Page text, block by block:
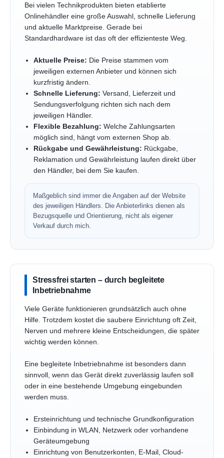
Bei vielen Technikprodukten bieten etablierte
Onlinehändler eine große Auswahl, schnelle Lieferung
und aktuelle Marktpreise. Gerade bei
Standardhardware ist das oft der effizienteste Weg.
Aktuelle Preise: Die Preise stammen vom
jeweiligen externen Anbieter und können sich
kurzfristig ändern.
Schnelle Lieferung: Versand, Lieferzeit und
Sendungsverfolgung richten sich nach dem
jeweiligen Händler.
Flexible Bezahlung: Welche Zahlungsarten
möglich sind, hängt vom externen Shop ab.
Rückgabe und Gewährleistung: Rückgabe,
Reklamation und Gewährleistung laufen direkt über
den Händler, bei dem Sie kaufen.
Maßgeblich sind immer die Angaben auf der Website
des jeweiligen Händlers. Die Anbieterlinks dienen als
Bezugsquelle und Orientierung, nicht als eigener
Verkauf durch mich.
Stressfrei starten – durch begleitete
Inbetriebnahme
Viele Geräte funktionieren grundsätzlich auch ohne
Hilfe. Trotzdem kostet die saubere Einrichtung oft Zeit,
Nerven und mehrere kleine Entscheidungen, die später
wichtig werden können.
Eine begleitete Inbetriebnahme ist besonders dann
sinnvoll, wenn das Gerät direkt zuverlässig laufen soll
oder in eine bestehende Umgebung eingebunden
werden muss.
Ersteinrichtung und technische Grundkonfiguration
Einbindung in WLAN, Netzwerk oder vorhandene
Geräteumgebung
Einrichtung von Benutzerkonten, E-Mail, Cloud-